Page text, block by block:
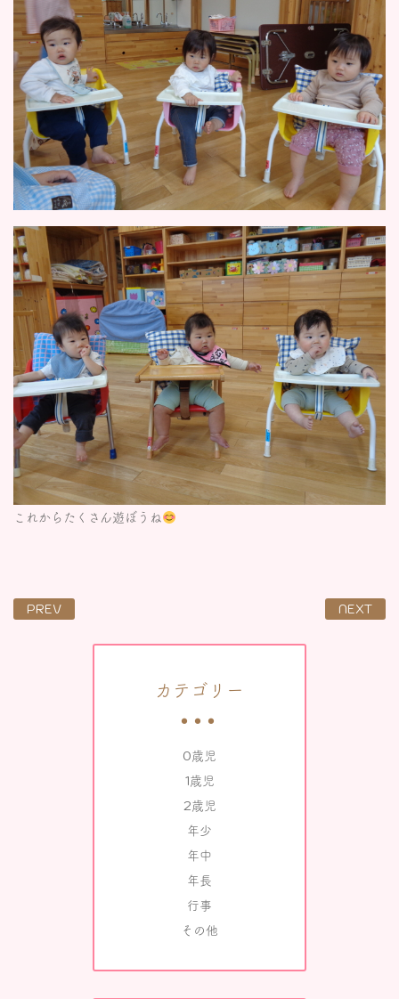
これからたくさん遊ぼうね
PREV NEXT
カテゴリー
0歳児
1歳児
2歳児
年少
年中
年長
行事
その他